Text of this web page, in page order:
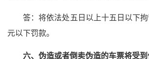
答：将依法处五日以上十五日以下
元以下罚款。
六、伪造或者倒卖伪造的车票将受到